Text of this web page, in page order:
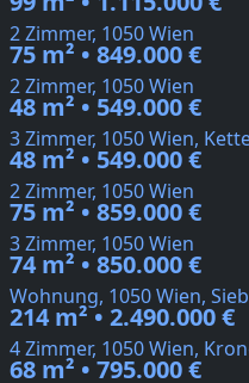
2 Zimmer, 1050 Wien
75 m² • 849.000 €
2 Zimmer, 1050 Wien
48 m² • 549.000 €
3 Zimmer, 1050 Wien,
48 m² • 549.000 €
2 Zimmer, 1050 Wien
75 m² • 859.000 €
3 Zimmer, 1050 Wien
74 m² • 850.000 €
Wohnung, 1050 Wien,
214 m² • 2.490.000 €
4 Zimmer, 1050 Wien,
68 m² • 795.000 €